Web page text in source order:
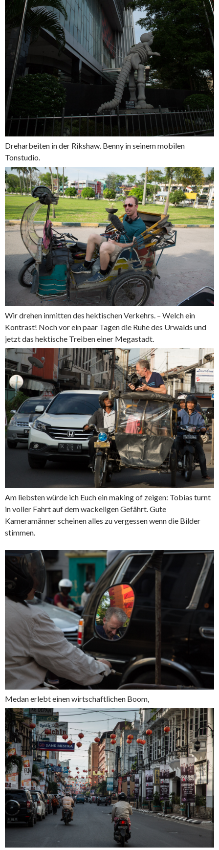
Dreharbeiten in der Rikshaw. Benny in seinem mobilen
Tonstudio.
Wir drehen inmitten des hektischen Verkehrs. – Welch ein
Kontrast! Noch vor ein paar Tagen die Ruhe des Urwalds und
jetzt das hektische Treiben einer Megastadt.
Am liebsten würde ich Euch ein making of zeigen: Tobias turnt
in voller Fahrt auf dem wackeligen Gefährt. Gute
Kameramänner scheinen alles zu vergessen wenn die Bilder
stimmen.
Medan erlebt einen wirtschaftlichen Boom,